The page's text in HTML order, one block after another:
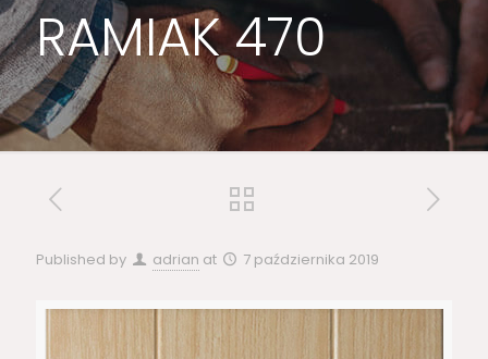
RAMIAK 470
Published by adrian at 7 października 2019